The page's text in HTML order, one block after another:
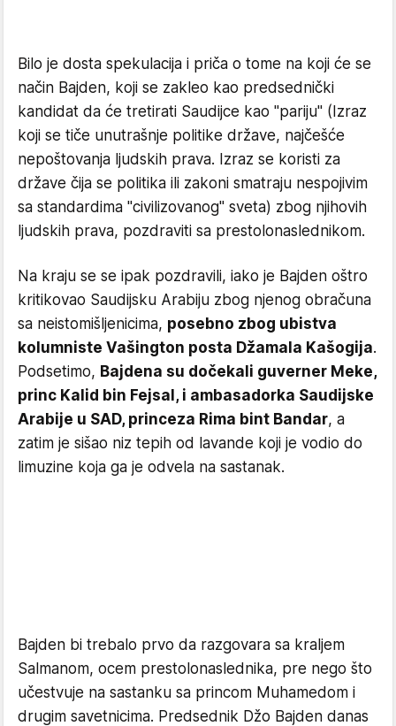
Bilo je dosta spekulacija i priča o tome na koji će se
način Bajden, koji se zakleo kao predsednički
kandidat da će tretirati Saudijce kao "pariju" (Izraz
koji se tiče unutrašnje politike države, najčešće
nepoštovanja ljudskih prava. Izraz se koristi za
države čija se politika ili zakoni smatraju nespojivim
sa standardima "civilizovanog" sveta) zbog njihovih
ljudskih prava, pozdraviti sa prestolonaslednikom.
Na kraju se se ipak pozdravili, iako je Bajden oštro
kritikovao Saudijsku Arabiju zbog njenog obračuna
sa neistomišljenicima, posebno zbog ubistva
kolumniste Vašington posta Džamala Kašogija.
Podsetimo, Bajdena su dočekali guverner Meke,
princ Kalid bin Fejsal, i ambasadorka Saudijske
Arabije u SAD, princeza Rima bint Bandar, a
zatim je sišao niz tepih od lavande koji je vodio do
limuzine koja ga je odvela na sastanak.
Bajden bi trebalo prvo da razgovara sa kraljem
Salmanom, ocem prestolonaslednika, pre nego što
učestvuje na sastanku sa princom Muhamedom i
drugim savetnicima. Predsednik Džo Bajden danas